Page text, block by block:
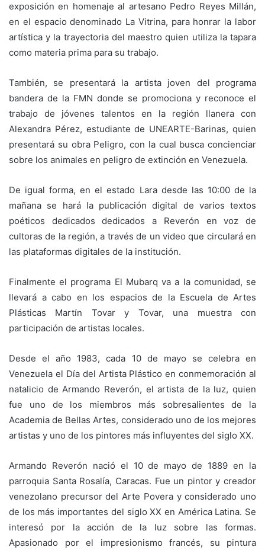
exposición en homenaje al artesano Pedro Reyes Millán,
en el espacio denominado La Vitrina, para honrar la labor
artística y la trayectoria del maestro quien utiliza la tapara
como materia prima para su trabajo.
También, se presentará la artista joven del programa
bandera de la FMN donde se promociona y reconoce el
trabajo de jóvenes talentos en la región llanera con
Alexandra Pérez, estudiante de UNEARTE-Barinas, quien
presentará su obra Peligro, con la cual busca concienciar
sobre los animales en peligro de extinción en Venezuela.
De igual forma, en el estado Lara desde las 10:00 de la
mañana se hará la publicación digital de varios textos
poéticos dedicados dedicados a Reverón en voz de
cultoras de la región, a través de un video que circulará en
las plataformas digitales de la institución.
Finalmente el programa El Mubarq va a la comunidad, se
llevará a cabo en los espacios de la Escuela de Artes
Plásticas Martín Tovar y Tovar, una muestra con
participación de artistas locales.
Desde el año 1983, cada 10 de mayo se celebra en
Venezuela el Día del Artista Plástico en conmemoración al
natalicio de Armando Reverón, el artista de la luz, quien
fue uno de los miembros más sobresalientes de la
Academia de Bellas Artes, considerado uno de los mejores
artistas y uno de los pintores más influyentes del siglo XX.
Armando Reverón nació el 10 de mayo de 1889 en la
parroquia Santa Rosalía, Caracas. Fue un pintor y creador
venezolano precursor del Arte Povera y considerado uno
de los más importantes del siglo XX en América Latina. Se
interesó por la acción de la luz sobre las formas.
Apasionado por el impresionismo francés, su pintura